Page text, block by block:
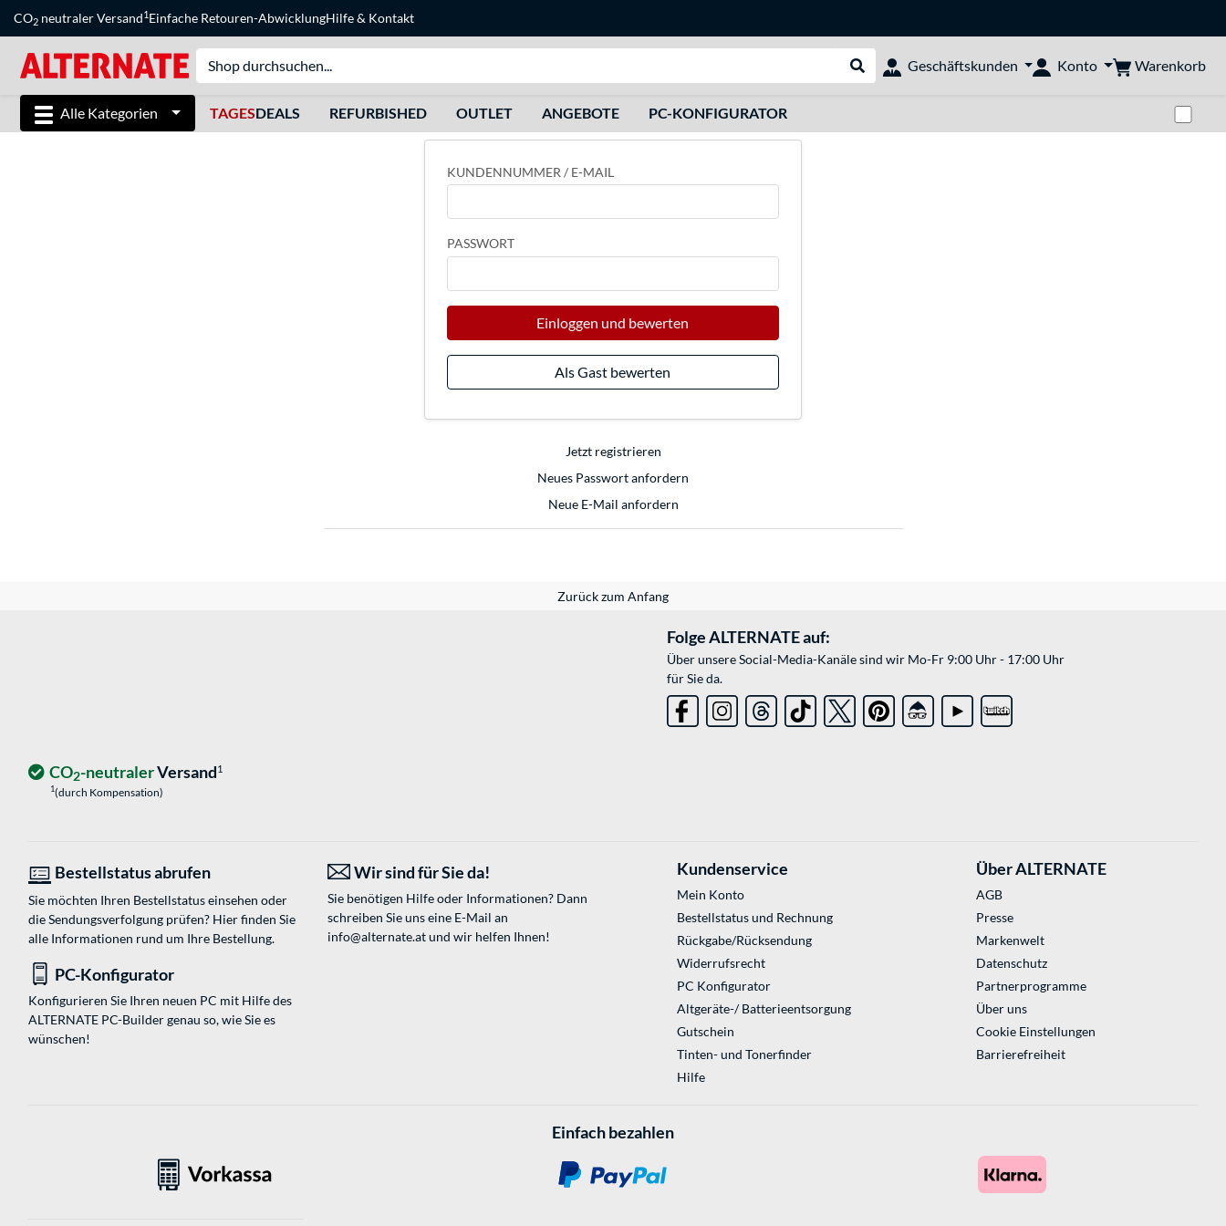
CO2 neutraler Versand1Einfache Retouren-AbwicklungHilfe& Kontakt
Suche durchführen
Geschäftskunden Konto Warenkorb
Alle Kategorien TAGESDEALS REFURBISHED OUTLET ANGEBOTE PC-KONFIGURATOR
KUNDENNUMMER / E-MAIL
PASSWORT
Einloggen und bewerten
Als Gast bewerten
Jetzt registrieren
Neues Passwort anfordern
Neue E-Mail anfordern
Zurück zum Anfang
Folge ALTERNATE auf:
Über unsere Social-Media-Kanäle sind wir Mo-Fr 9:00 Uhr - 17:00 Uhr
für Sie da.
CO2-neutralerVersand1
1(durch Kompensation)
Bestellstatus abrufen
Sie möchten Ihren Bestellstatus einsehen oder
die Sendungsverfolgung prüfen? Hier finden Sie
alle Informationen rund um Ihre Bestellung.
Wir sind für Sie da!
Sie benötigen Hilfe oder Informationen? Dann
schreiben Sie uns eine E-Mail an
info@alternate.atund wir helfen Ihnen!
PC-Konfigurator
Konfigurieren Sie Ihren neuen PC mit Hilfe des
ALTERNATE PC-Builder genau so, wie Sie es
wünschen!
Kundenservice
Mein Konto
Bestellstatus und Rechnung
Rückgabe/Rücksendung
Widerrufsrecht
PC Konfigurator
Altgeräte-/ Batterieentsorgung
Gutschein
Tinten- und Tonerfinder
Hilfe
Über ALTERNATE
AGB
Presse
Markenwelt
Datenschutz
Partnerprogramme
Über uns
Cookie Einstellungen
Barrierefreiheit
Einfach bezahlen